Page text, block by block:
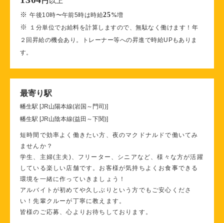
※午後10時〜午前5時は時給25%増
※
１分単位でお給料を計算しますので、無駄なく働けます！年
２回昇給の機会あり。トレーナー等への昇進で時給UPもありま
す。
最寄り駅
幡生駅 [JR山陽本線(岩国～門司)]
幡生駅 [JR山陰本線(益田～下関)]
短時間で効率よく働きたい方、夜のマクドナルドで働いてみ
ませんか？
学生、主婦(主夫)、フリーター、シニアなど、様々な方が活躍
している楽しい店舗です。お客様が気持ちよくお食事できる
環境を一緒に作っていきましょう！
アルバイトが初めてや久しぶりという方でもご安心くださ
い！先輩クルーが丁寧に教えます。
皆様のご応募、心よりお待ちしております。